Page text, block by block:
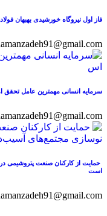
فاز اول نیروگاه خورشیدی بهبهان
سرمایه انسانی مهمترین عامل
حمایت از کارکنان صنعت پتروشیمی
است